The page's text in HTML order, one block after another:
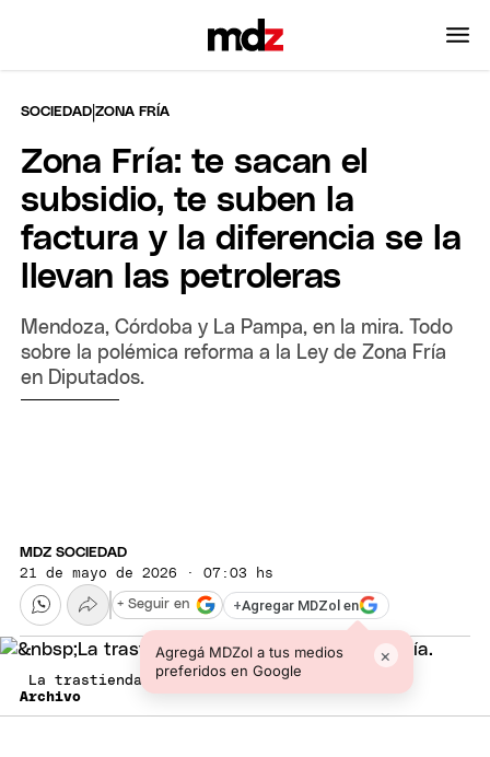
SOCIEDAD |ZONA FRÍA
Zona Fría: te sacan el
subsidio, te suben la
factura y la diferencia se la
llevan las petroleras
Mendoza, Córdoba y La Pampa, en la mira. Todo
sobre la polémica reforma a la Ley de Zona Fría
en Diputados.
MDZ SOCIEDAD
21 de mayo de 2026 · 07:03 hs
+Agregar MDZol en
Agregá MDZol a tus medios
preferidos en Google
×
+ Seguir en
La trastienda de la reforma de Zona Fría.
Archivo